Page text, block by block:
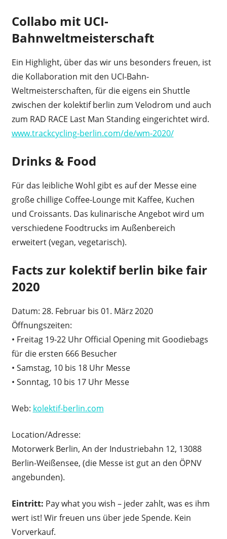
Collabo mit UCI-
Bahnweltmeisterschaft
Ein Highlight, über das wir uns besonders freuen, ist
die Kollaboration mit den UCI-Bahn-
Weltmeisterschaften, für die eigens ein Shuttle
zwischen der kolektif berlin zum Velodrom und auch
zum RAD RACE Last Man Standing eingerichtet wird.
www.trackcycling-berlin.com/de/wm-2020/
Drinks & Food
Für das leibliche Wohl gibt es auf der Messe eine
große chillige Coffee-Lounge mit Kaffee, Kuchen
und Croissants. Das kulinarische Angebot wird um
verschiedene Foodtrucks im Außenbereich
erweitert (vegan, vegetarisch).
Facts zur kolektif berlin bike fair
2020
Datum: 28. Februar bis 01. März 2020
Öffnungszeiten:
• Freitag 19-22 Uhr Official Opening mit Goodiebags
für die ersten 666 Besucher
• Samstag, 10 bis 18 Uhr Messe
• Sonntag, 10 bis 17 Uhr Messe
Web: kolektif-berlin.com
Location/Adresse:
Motorwerk Berlin, An der Industriebahn 12, 13088
Berlin-Weißensee, (die Messe ist gut an den ÖPNV
angebunden).
Eintritt: Pay what you wish – jeder zahlt, was es ihm
wert ist! Wir freuen uns über jede Spende. Kein
Vorverkauf.